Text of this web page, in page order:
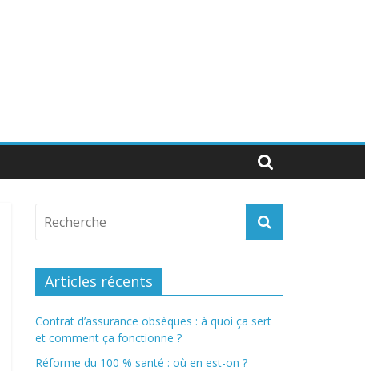
Articles récents
Contrat d’assurance obsèques : à quoi ça sert
et comment ça fonctionne ?
Réforme du 100 % santé : où en est-on ?